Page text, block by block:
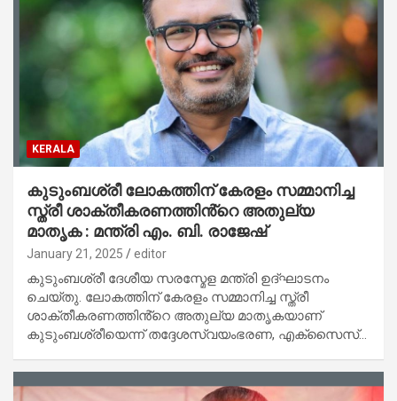
KERALA
കുടുംബശ്രീ ലോകത്തിന് കേരളം സമ്മാനിച്ച
സ്ത്രീ ശാക്തീകരണത്തിൻ്റെ അതുല്യ
മാതൃക : മന്ത്രി എം. ബി. രാജേഷ്
January 21, 2025 editor
കുടുംബശ്രീ ദേശീയ സരസ്മേള മന്ത്രി ഉദ്ഘാടനം
ചെയ്തു. ലോകത്തിന് കേരളം സമ്മാനിച്ച സ്ത്രീ
ശാക്തീകരണത്തിൻ്റെ അതുല്യ മാതൃകയാണ്
കുടുംബശ്രീയെന്ന് തദ്ദേശസ്വയംഭരണ, എക്സൈസ്…